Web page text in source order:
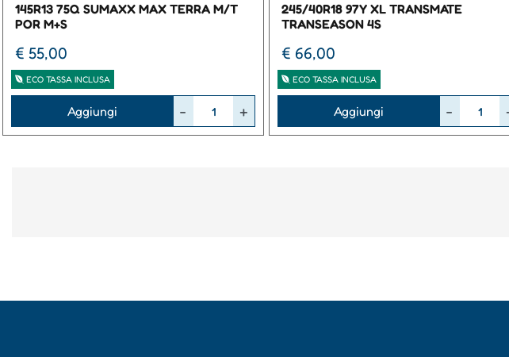
145R13 75Q SUMAXX MAX TERRA M/T
POR M+S
€ 55,00
ECO TASSA INCLUSA
Aggiungi
245/40R18 97Y XL TRANSMATE
TRANSEASON 4S
€ 66,00
ECO TASSA INCLUSA
Aggiungi